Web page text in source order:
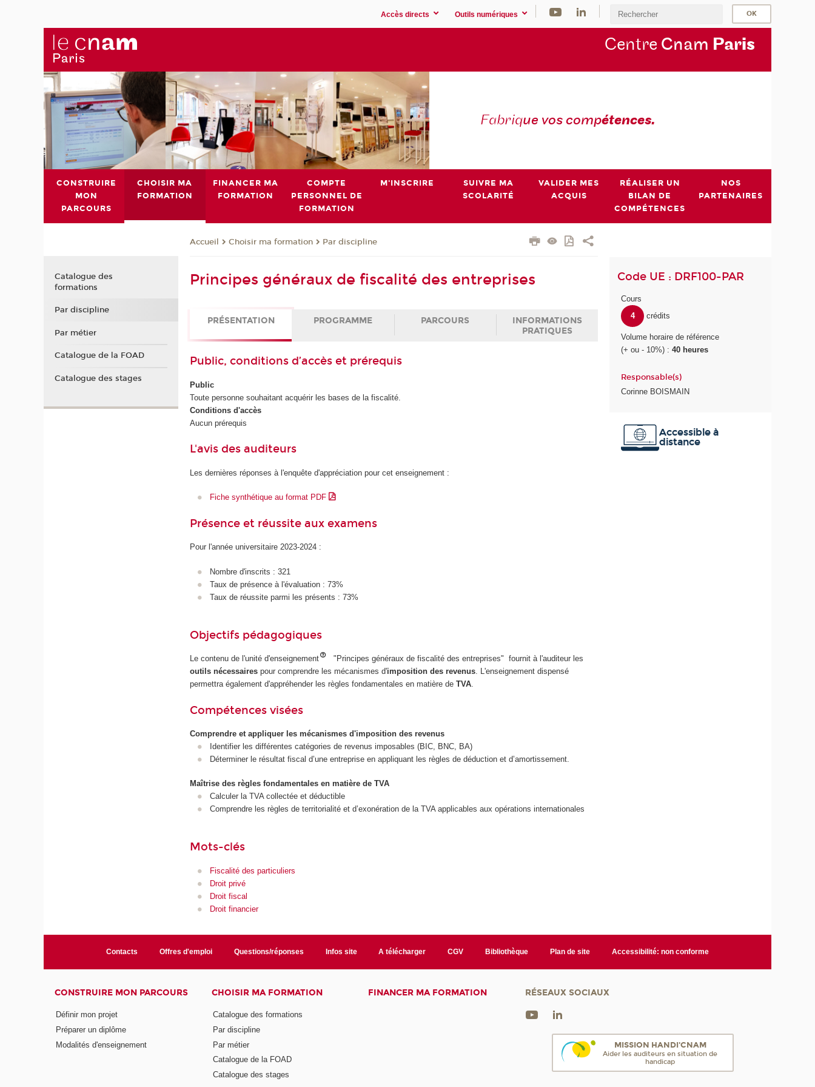
Accès directs Outils numériques
Centre Cnam Paris
Fabrique vos compétences.
CONSTRUIRE
MON
PARCOURS
CHOISIR MA
FORMATION
FINANCER MA
FORMATION
COMPTE
PERSONNEL DE
FORMATION
M'INSCRIRE
SUIVRE MA
SCOLARITÉ
VALIDER MES
ACQUIS
RÉALISER UN
BILAN DE
COMPÉTENCES
NOS
PARTENAIRES
Accueil Choisir ma formation Par discipline
Principes généraux de fiscalité des entreprises
PRÉSENTATION PROGRAMME PARCOURS
INFORMATIONS
PRATIQUES
Public, conditions d’accès et prérequis
Public
Toute personne souhaitant acquérir les bases de la fiscalité.
Conditions d'accès
Aucun prérequis
L'avis des auditeurs
Les dernières réponses à l'enquête d'appréciation pour cet enseignement :
Fiche synthétique au format PDF
Présence et réussite aux examens
Pour l'année universitaire 2023-2024 :
Nombre d'inscrits : 321
Taux de présence à l'évaluation : 73%
Taux de réussite parmi les présents : 73%
Objectifs pédagogiques
Le contenu de l'unité d'enseignement
"Principes généraux de fiscalité des entreprises" fournit à l'auditeur les
outils nécessaires pour comprendre les mécanismes d'imposition des revenus. L'enseignement dispensé
permettra également d'appréhender les règles fondamentales en matière deTVA.
Compétences visées
Comprendre et appliquer les mécanismes d'imposition des revenus
Identifier les différentes catégories de revenus imposables (BIC, BNC, BA)
Déterminer le résultat fiscal d’une entreprise en appliquant les règles de déduction et d’amortissement.
Maîtrise des règles fondamentales en matière de TVA
Calculer la TVA collectée et déductible
Comprendre les règles de territorialité et d’exonération de la TVA applicables aux opérations internationales
Mots-clés
Fiscalité des particuliers
Droit privé
Droit fiscal
Droit financier
Code UE : DRF100-PAR
Cours
4
crédits
Volume horaire de référence
(+ ou - 10%) :40 heures
Responsable(s)
Corinne BOISMAIN
Accessible à
distance
Catalogue des
formations
Par discipline
Par métier
Catalogue de la FOAD
Catalogue des stages
Contacts Offres d'emploi Questions/réponses Infos site A télécharger CGV Bibliothèque Plan de site Accessibilité: non conforme
CONSTRUIRE MON PARCOURS
Définir mon projet
Préparer un diplôme
Modalités d'enseignement
CHOISIR MA FORMATION
Catalogue des formations
Par discipline
Par métier
Catalogue de la FOAD
Catalogue des stages
FINANCER MA FORMATION RÉSEAUX SOCIAUX
MISSION HANDI'CNAM
Aider les auditeurs en situation de
handicap